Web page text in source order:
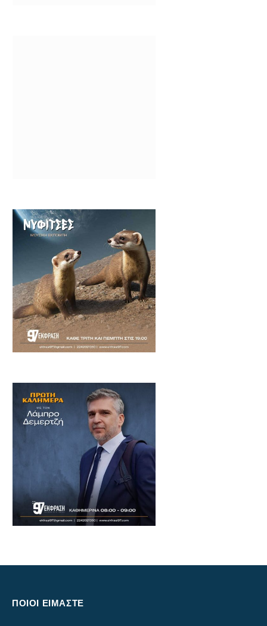
ΠΟΙΟΙ ΕΙΜΑΣΤΕ